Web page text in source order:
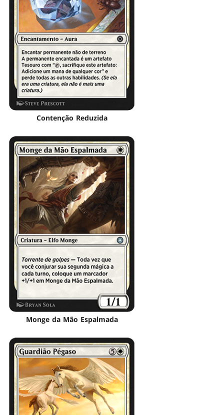
Contenção Reduzida
Monge da Mão Espalmada